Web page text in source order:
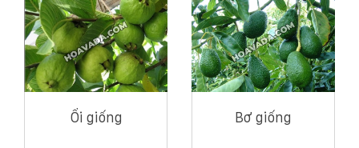
Ổi giống Bơ giống